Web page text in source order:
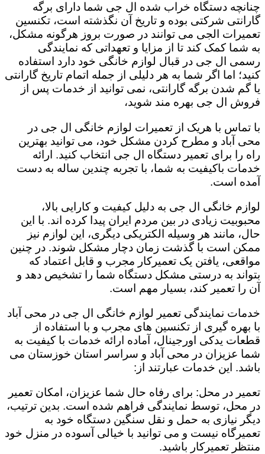
چنانچه دستگاه خراب شده ال جی شما دارای برگه
گارانتی شرکتی بوده و تاریخ آن نگذشته است، تکنسین
تعمیرات الجی می توانند در صورت بروز هرگونه مشکل،
به شما کمک کند تا از مزایا و تعهداتی که نمایندگی
رسمی ال جی در قبال لوازم خانگی خود دارد استفاده
کنید؛ اما اگر شما به هر دلیلی از جمله اتمام تاریخ گارانتی
یا گم شدن برگه گارانتی، نمی توانید از خدمات پس از
فروش ال جی بهره مند شوید،
با تماس با هریک از تعمیرات لوازم خانگی ال جی در
محی آباد و مطرح کردن مشکل خود، می توانید بهترین
راه را برای تعمیر دستگاه ال جی انتخاب کنید. ارائه
خدمات باکیفیت به شما، با تجربه چندین ساله به دست
آمده است.
لوازم خانگی ال جی به دلیل کیفیت و کارایی بالا،
محبوبیت زیادی در بین مردم ایران پیدا کرده اند. با این
حال، مانند هر وسیله الکتریکی دیگری، این لوازم نیز
ممکن است با گذشت زمان دچار مشکل شوند. در چنین
مواقعی، یافتن یک تعمیرکار مجرب و قابل اعتماد که
بتواند به درستی مشکل دستگاه شما را تشخیص دهد و
آن را تعمیر کند، بسیار مهم است.
خدمات نمایندگی تعمیر لوازم خانگی ال جی در محی آباد
با بهره گیری از تکنسین های مجرب و با استفاده از
قطعات یدکی اورجینال، آماده ارائه خدمات با کیفیت به
شما عزیزان در محی آباد و سراسر استان خوزستان می
باشد. این خدمات عبارتند از:
تعمیر در محل: برای رفاه حال شما عزیزان، امکان تعمیر
در محل، توسط نمایندگی فراهم شده است. بدین ترتیب،
دیگر نیازی به حمل و نقل سنگین دستگاه خود به
تعمیرگاه نیست و می توانید با خیالی آسوده در منزل خود
منتظر تعمیرکار باشید.